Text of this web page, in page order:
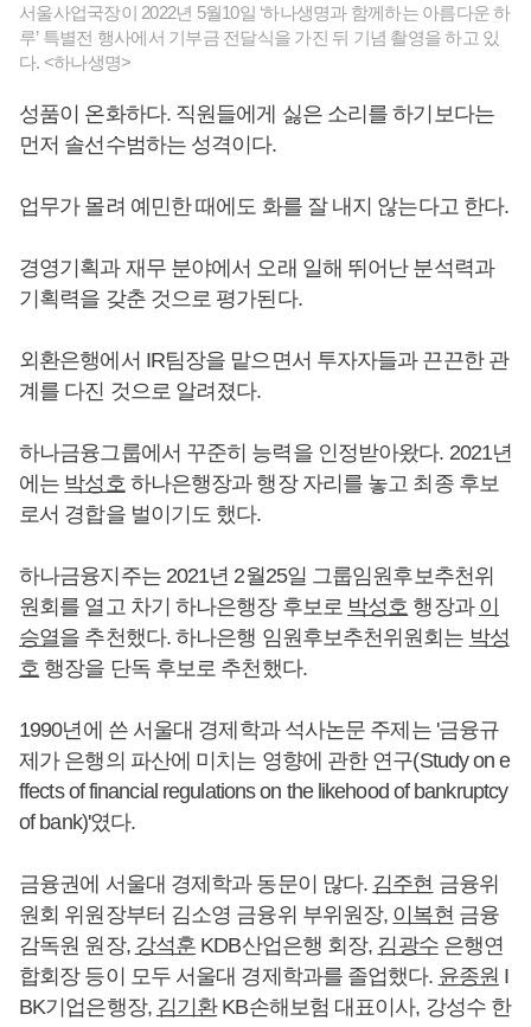
서울사업국장이 2022년 5월10일 ‘하나생명과 함께하는 아름다운 하
루’ 특별전 행사에서 기부금 전달식을 가진 뒤 기념 촬영을 하고 있
다. <하나생명>
성품이 온화하다. 직원들에게 싫은 소리를 하기보다는
먼저 솔선수범하는 성격이다.
업무가 몰려 예민한 때에도 화를 잘 내지 않는다고 한다.
경영기획과 재무 분야에서 오래 일해 뛰어난 분석력과
기획력을 갖춘 것으로 평가된다.
외환은행에서 IR팀장을 맡으면서 투자자들과 끈끈한 관
계를 다진 것으로 알려졌다.
하나금융그룹에서 꾸준히 능력을 인정받아왔다. 2021년
에는 박성호 하나은행장과 행장 자리를 놓고 최종 후보
로서 경합을 벌이기도 했다.
하나금융지주는 2021년 2월25일 그룹임원후보추천위
원회를 열고 차기 하나은행장 후보로 박성호 행장과 이
승열을 추천했다. 하나은행 임원후보추천위원회는 박성
호 행장을 단독 후보로 추천했다.
1990년에 쓴 서울대 경제학과 석사논문 주제는 '금융규
제가 은행의 파산에 미치는 영향에 관한 연구(Study on e
ffects of financial regulations on the likehood of bankruptcy
of bank)'였다.
금융권에 서울대 경제학과 동문이 많다. 김주현 금융위
원회 위원장부터 김소영 금융위 부위원장, 이복현 금융
감독원 원장, 강석훈 KDB산업은행 회장, 김광수은행연
합회장 등이 모두 서울대 경제학과를 졸업했다. 윤종원 I
BK기업은행장, 김기환KB손해보험 대표이사, 강성수 한